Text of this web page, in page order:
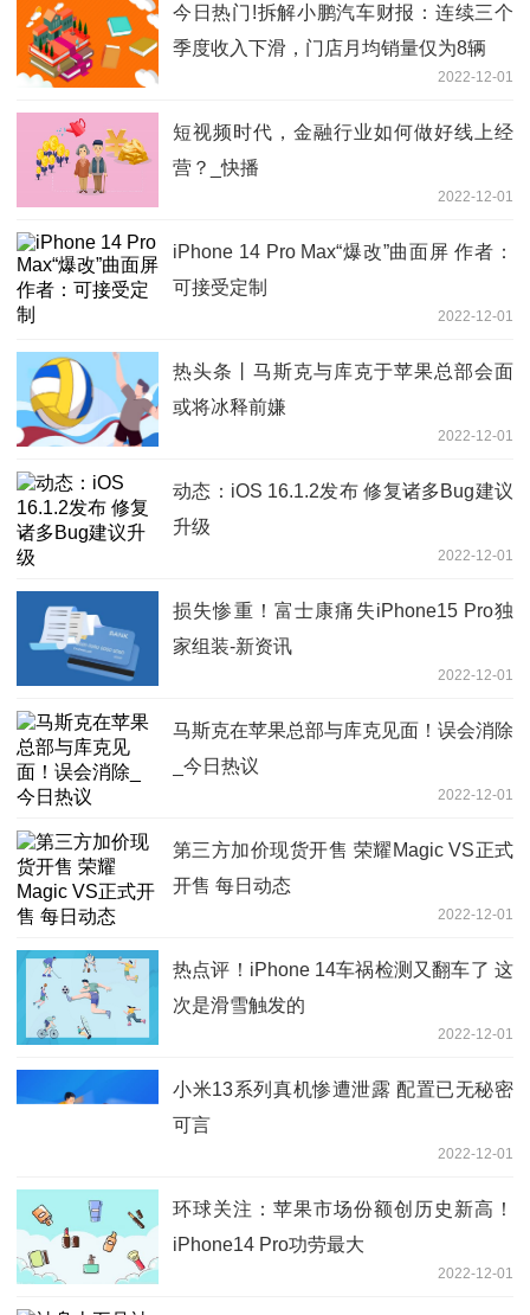
今日热门!拆解小鹏汽车财报：连续三个
季度收入下滑，门店月均销量仅为8辆
2022-12-01
短视频时代，金融行业如何做好线上经
营？_快播
2022-12-01
iPhone 14 Pro Max“爆改”曲面屏 作者：
可接受定制
2022-12-01
热头条丨马斯克与库克于苹果总部会面
或将冰释前嫌
2022-12-01
动态：iOS 16.1.2发布 修复诸多Bug建议
升级
2022-12-01
损失惨重！富士康痛失iPhone15 Pro独
家组装-新资讯
2022-12-01
马斯克在苹果总部与库克见面！误会消除
_今日热议
2022-12-01
第三方加价现货开售 荣耀Magic VS正式
开售 每日动态
2022-12-01
热点评！iPhone 14车祸检测又翻车了 这
次是滑雪触发的
2022-12-01
小米13系列真机惨遭泄露 配置已无秘密
可言
2022-12-01
环球关注：苹果市场份额创历史新高！
iPhone14 Pro功劳最大
2022-12-01